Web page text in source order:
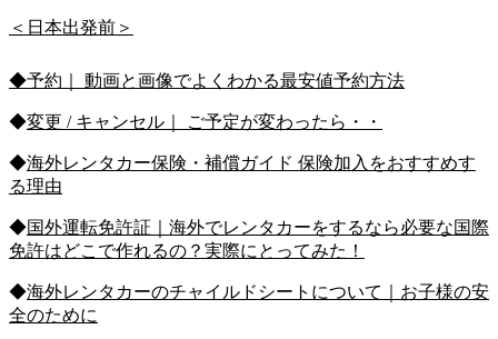
＜日本出発前＞
◆予約｜ 動画と画像でよくわかる最安値予約方法
◆変更 / キャンセル｜ ご予定が変わったら・・
◆海外レンタカー保険・補償ガイド 保険加入をおすすめす
る理由
◆国外運転免許証｜海外でレンタカーをするなら必要な国際
免許はどこで作れるの？実際にとってみた！
◆海外レンタカーのチャイルドシートについて｜お子様の安
全のために